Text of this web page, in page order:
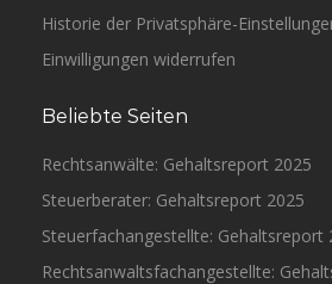
Historie der Privatsphäre-
Einwilligungen widerrufen
Beliebte Seiten
Rechtsanwälte: Gehaltsreport 2025
Steuerberater: Gehaltsreport 2025
Steuerfachangestellte: Gehaltsreport
Rechtsanwaltsfachangestellte: